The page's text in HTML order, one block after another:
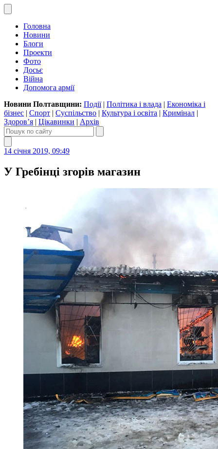
Головна
Новини
Блоги
Проекти
Фото
Досьє
Війна
Допомога армії
Новини Полтавщини: Події| Політика і влада | Економіка і
бізнес | Спорт | Суспільство | Культура і освіта | Кримінал |
Здоров’я | Цікавинки | Архів
14 січня 2019, 09:49
У Гребінці згорів магазин